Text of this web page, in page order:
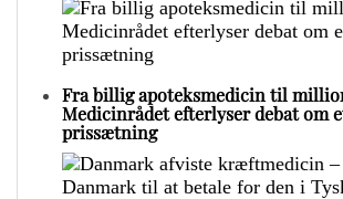
Fra billig apoteksmedicin til
Medicinrådet efterlyser debat om
prissætning